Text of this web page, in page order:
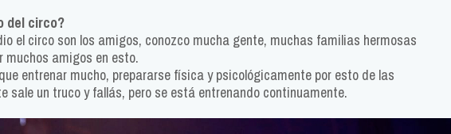
del circo?
el circo son los amigos, conozco mucha gente, muchas familias hermosas
muchos amigos en esto.
entrenar mucho, prepararse física y psicológicamente por esto de las
sale un truco y fallás, pero se está entrenando continuamente.